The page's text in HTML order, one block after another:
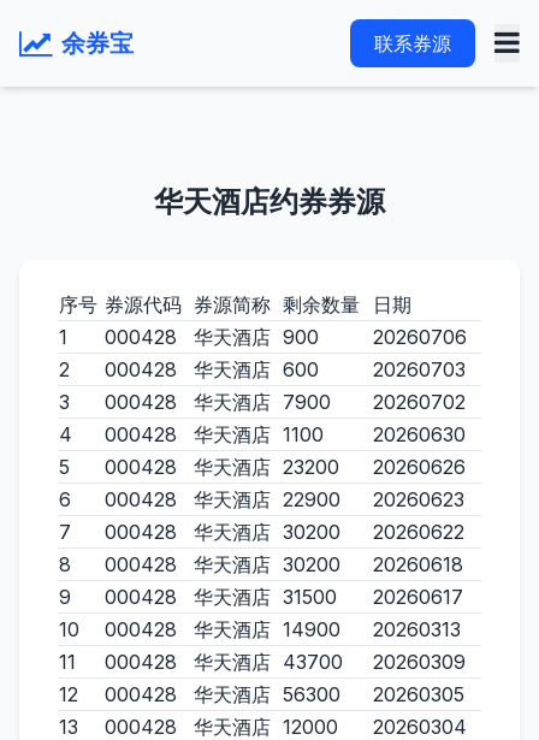
余券宝 联系券源
华天酒店约券券源
序号 券源代码 券源简称 剩余数量
日期
1
000428 华天酒店 900
20260706
2
000428 华天酒店 600
20260703
3
000428 华天酒店 7900
20260702
4
000428 华天酒店 1100
20260630
5
000428 华天酒店 23200
20260626
6
000428 华天酒店 22900
20260623
7
000428 华天酒店 30200
20260622
8
000428 华天酒店 30200
20260618
9
000428 华天酒店 31500
20260617
10
000428 华天酒店 14900
20260313
11
000428 华天酒店 43700
20260309
12
000428 华天酒店 56300
20260305
13
000428 华天酒店 12000
20260304